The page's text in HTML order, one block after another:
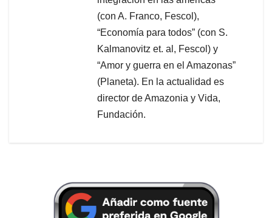
(con A. Franco, Fescol),
“Economía para todos” (con S.
Kalmanovitz et. al, Fescol) y
“Amor y guerra en el Amazonas”
(Planeta). En la actualidad es
director de Amazonia y Vida,
Fundación.